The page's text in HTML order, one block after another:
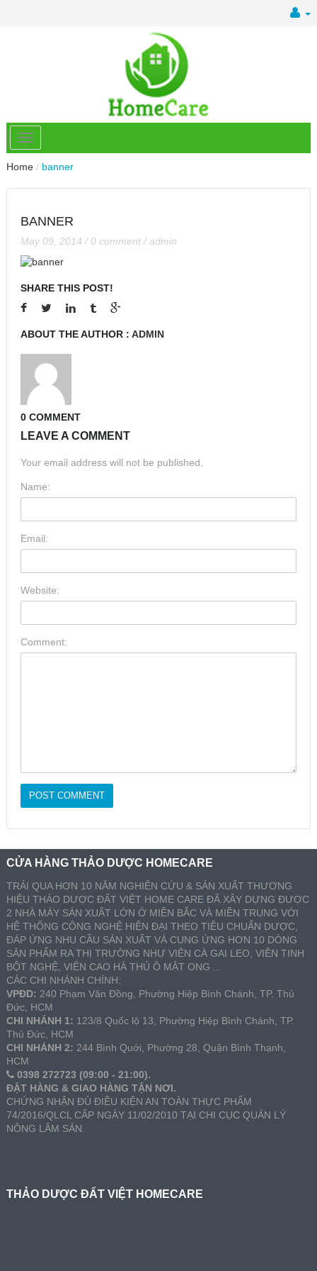
Home / banner
BANNER
May 09, 2014 / 0 comment /admin
SHARE THIS POST!
ABOUT THE AUTHOR : ADMIN
0 COMMENT
LEAVE A COMMENT
Your email address will not be published.
Name:
Email:
Website:
Comment:
CỬA HÀNG THẢO DƯỢC HOMECARE
TRẢI QUA HƠN 10 NĂM NGHIÊN CỨU & SẢN XUẤT THƯƠNG
HIỆU THẢO DƯỢC ĐẤT VIỆT HOME CARE ĐÃ XÂY DỰNG ĐƯỢC
2 NHÀ MÁY SẢN XUẤT LỚN Ở MIỀN BẮC VÀ MIỀN TRUNG VỚI
HỆ THỐNG CÔNG NGHỆ HIỆN ĐẠI THEO TIÊU CHUẨN DƯỢC,
ĐÁP ỨNG NHU CẦU SẢN XUẤT VÀ CUNG ỨNG HƠN 10 DÒNG
SẢN PHẨM RA THỊ TRƯỜNG NHƯ VIÊN CÀ GAI LEO, VIÊN TINH
BỘT NGHỆ, VIÊN CAO HÀ THỦ Ô MẬT ONG ...
CÁC CHI NHÁNH CHÍNH:
VPĐD: 240 Phạm Văn Đồng, Phường Hiệp Bình Chánh, TP. Thủ
Đức, HCM
CHI NHÁNH 1: 123/8 Quốc lộ 13, Phường Hiệp Bình Chánh, TP.
Thủ Đức, HCM
CHI NHÁNH 2: 244 Bình Quới, Phường 28, Quận Bình Thạnh,
HCM
0398 272723 (09:00 - 21:00).
ĐẶT HÀNG & GIAO HÀNG TẬN NƠI.
CHỨNG NHẬN ĐỦ ĐIỀU KIỆN AN TOÀN THỰC PHẨM
74/2016/QLCL CẤP NGÀY 11/02/2010 TẠI CHI CỤC QUẢN LÝ
NÔNG LÂM SẢN.
THẢO DƯỢC ĐẤT VIỆT HOMECARE